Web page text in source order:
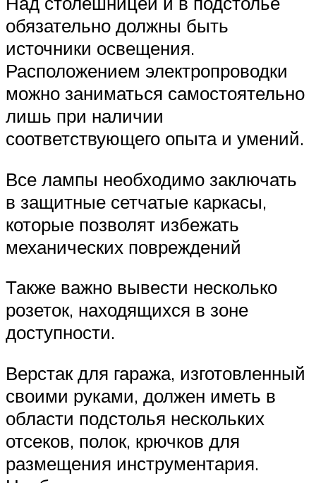
обязательно должны быть
источники освещения.
Расположением электропроводки
можно заниматься самостоятельно
лишь при наличии
соответствующего опыта и умений.
Все лампы необходимо заключать
в защитные сетчатые каркасы,
которые позволят избежать
механических повреждений
Также важно вывести несколько
розеток, находящихся в зоне
доступности.
Верстак для гаража, изготовленный
своими руками, должен иметь в
области подстолья нескольких
отсеков, полок, крючков для
размещения инструментария.